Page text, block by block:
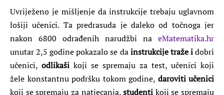
Uvriježeno je mišljenje da instrukcije trebaju uglavnom
lošiji učenici. Ta predrasuda je daleko od točnoga jer
nakon 6800 odrađenih narudžbi na eMatematika.hr
unutar 2,5 godine pokazalo se dainstrukcije traže idobri
učenici, odlikaši koji se spremaju za test, učenici koji
žele konstantnu podršku tokom godine, daroviti učenici
koji se spremaju za natjecanja,studenti koji se spremaju